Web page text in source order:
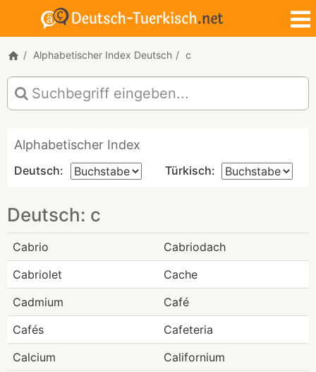
Alphabetischer Index Deutsch c
Alphabetischer Index
Deutsch: Türkisch:
Deutsch: c
Cabrio
Cabriodach
Cabriolet
Cache
Cadmium
Café
Cafés
Cafeteria
Calcium
Californium